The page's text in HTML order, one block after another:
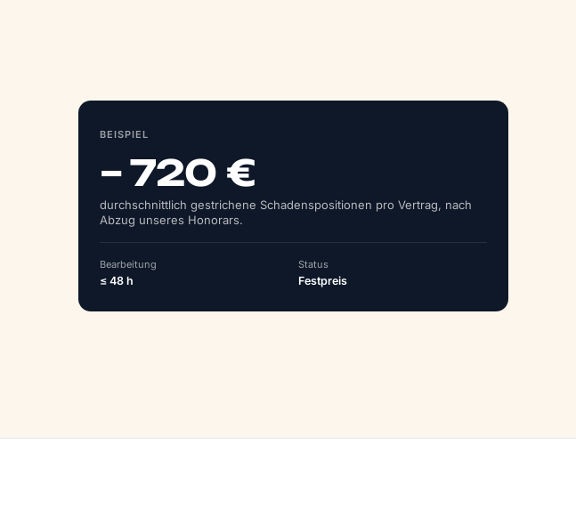
BEISPIEL
– 720 €
durchschnittlich gestrichene Schadens­positionen pro Vertrag, nach
Abzug unseres Honorars.
Bearbeitung
≤ 48 h
Status
Festpreis